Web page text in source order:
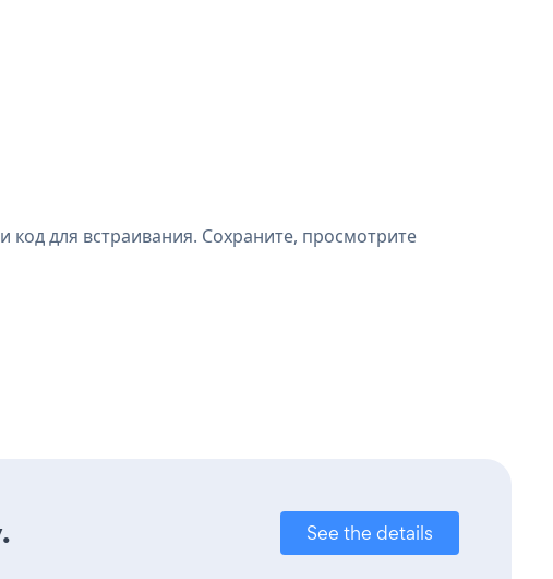
для встраивания. Сохраните, просмотрите
See the details